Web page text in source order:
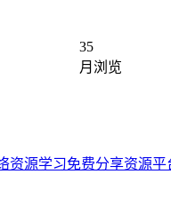
35
月浏览
资源学习免费分享资源